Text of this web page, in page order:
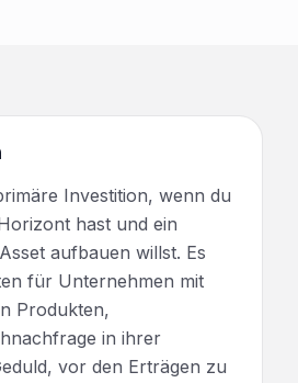
Investition, wenn du
hast und ein
aufbauen willst. Es
für Unternehmen mit
Produkten,
in ihrer
vor den Erträgen zu